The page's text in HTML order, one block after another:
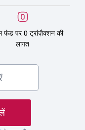
फंड पर 0 ट्रांज़ैक्शन की
लागत